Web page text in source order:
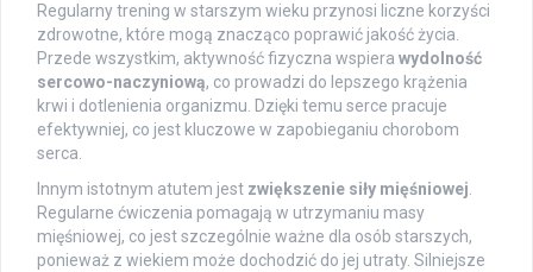
Regularny trening w starszym wieku przynosi liczne korzyści
zdrowotne, które mogą znacząco poprawić jakość życia.
Przede wszystkim, aktywność fizyczna wspiera wydolność
sercowo-naczyniową, co prowadzi do lepszego krążenia
krwi i dotlenienia organizmu. Dzięki temu serce pracuje
efektywniej, co jest kluczowe w zapobieganiu chorobom
serca.
Innym istotnym atutem jest zwiększenie siły mięśniowej.
Regularne ćwiczenia pomagają w utrzymaniu masy
mięśniowej, co jest szczególnie ważne dla osób starszych,
ponieważ z wiekiem może dochodzić do jej utraty. Silniejsze